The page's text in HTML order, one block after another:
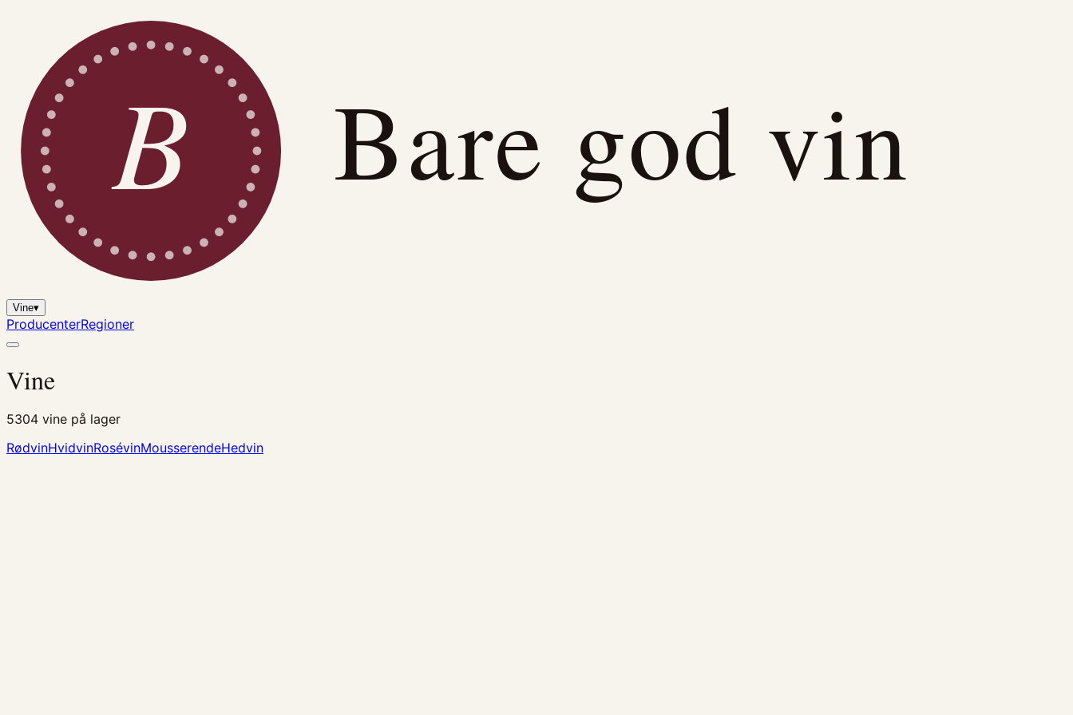
B Bare god vin
Vine▾
ProducenterRegioner
Vine
5304 vine på lager
RødvinHvidvinRosévinMousserendeHedvin